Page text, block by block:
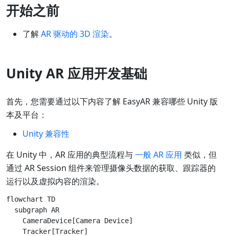
开始之前
了解AR 驱动的 3D 渲染。
Unity AR 应用开发基础
首先，您需要通过以下内容了解 EasyAR 兼容哪些 Unity 版
本及平台：
Unity 兼容性
在 Unity 中，AR 应用的典型流程与一般 AR 应用 类似，但
通过 AR Session 组件来管理摄像头数据的获取、跟踪器的
运行以及虚拟内容的渲染。
flowchart TD
  subgraph AR
    CameraDevice[Camera Device]
    Tracker[Tracker]